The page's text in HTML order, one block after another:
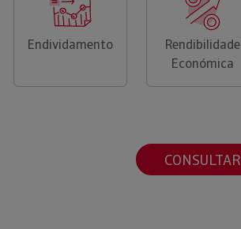
Endividamento
Rendibilidade
Económica
CONSULTAR